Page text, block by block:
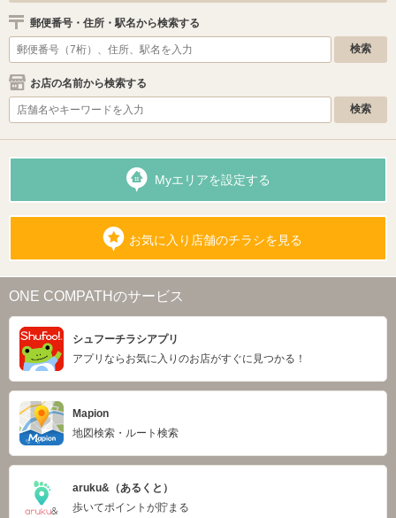
郵便番号・住所・駅名から検索する
お店の名前から検索する
Myエリアを設定する
お気に入り店舗のチラシを見る
ONE COMPATHのサービス
シュフーチラシアプリ
アプリならお気に入りのお店がすぐに見つかる！
Mapion
地図検索・ルート検索
aruku&（あるくと）
歩いてポイントが貯まる